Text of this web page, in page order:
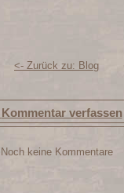
<- Zurück zu: Blog
Kommentar verfassen
Noch keine Kommentare